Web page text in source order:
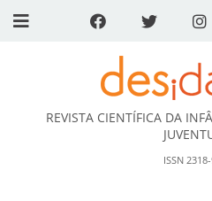
REVISTA CIENTÍFICA DA
ISSN